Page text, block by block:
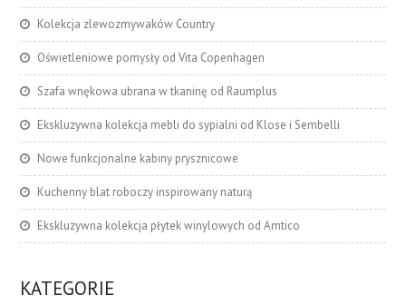
Kolekcja zlewozmywaków Country
Oświetleniowe pomysły od Vita Copenhagen
Szafa wnękowa ubrana w tkaninę od Raumplus
Ekskluzywna kolekcja mebli do sypialni od Klose i Sembelli
Nowe funkcjonalne kabiny prysznicowe
Kuchenny blat roboczy inspirowany naturą
Ekskluzywna kolekcja płytek winylowych od Amtico
KATEGORIE